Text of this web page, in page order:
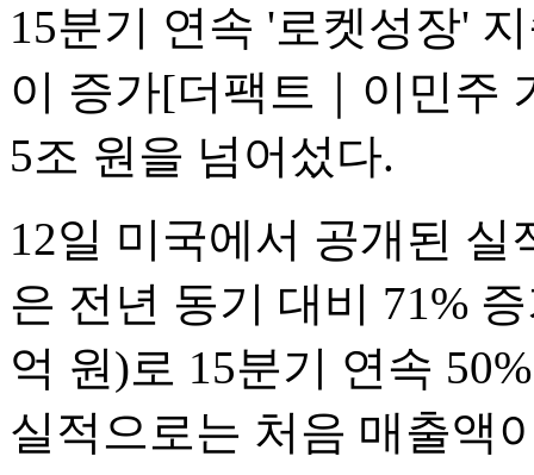
15분기 연속 '로켓성장'
이 증가[더팩트｜이민주
5조 원을 넘어섰다.
12일 미국에서 공개된
은 전년 동기 대비 71%
억 원)로 15분기 연속
실적으로는 처음 매출액